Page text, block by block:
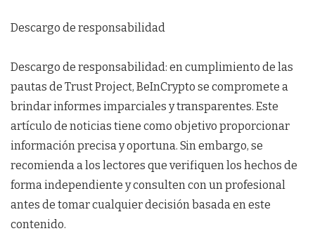
Descargo de responsabilidad
Descargo de responsabilidad: en cumplimiento de las
pautas de Trust Project, BeInCrypto se compromete a
brindar informes imparciales y transparentes. Este
artículo de noticias tiene como objetivo proporcionar
información precisa y oportuna. Sin embargo, se
recomienda a los lectores que verifiquen los hechos de
forma independiente y consulten con un profesional
antes de tomar cualquier decisión basada en este
contenido.